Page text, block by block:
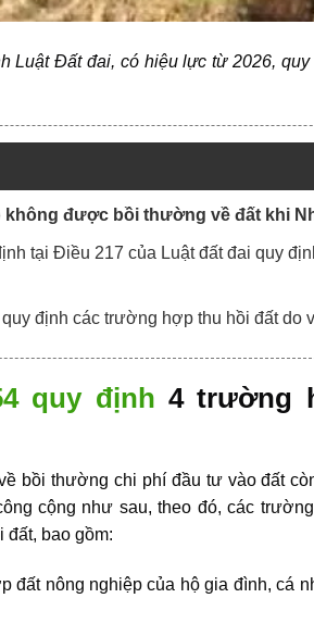
Luật Đất đai, có hiệu lực từ 2026,
được bồi thường về đất khi
tại Điều 217 của Luật đất đai quy
định các trường hợp thu hồi đất do
quy định 4 trường
bồi thường chi phí đầu tư vào đất
cộng như sau, theo đó, các
bao gồm:
đất nông nghiệp của hộ gia đình, cá